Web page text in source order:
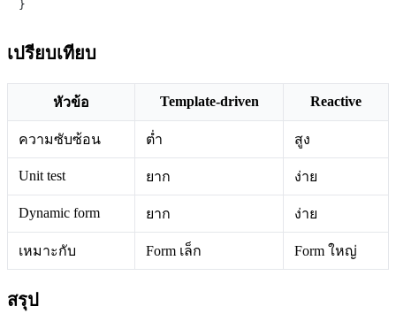
เปรียบเทียบ
หัวข้อ Template-driven Reactive
ความซับซ้อน ต่ำ สูง
Unit test ยาก ง่าย
Dynamic form ยาก ง่าย
เหมาะกับ Form เล็ก Form ใหญ่
สรุป